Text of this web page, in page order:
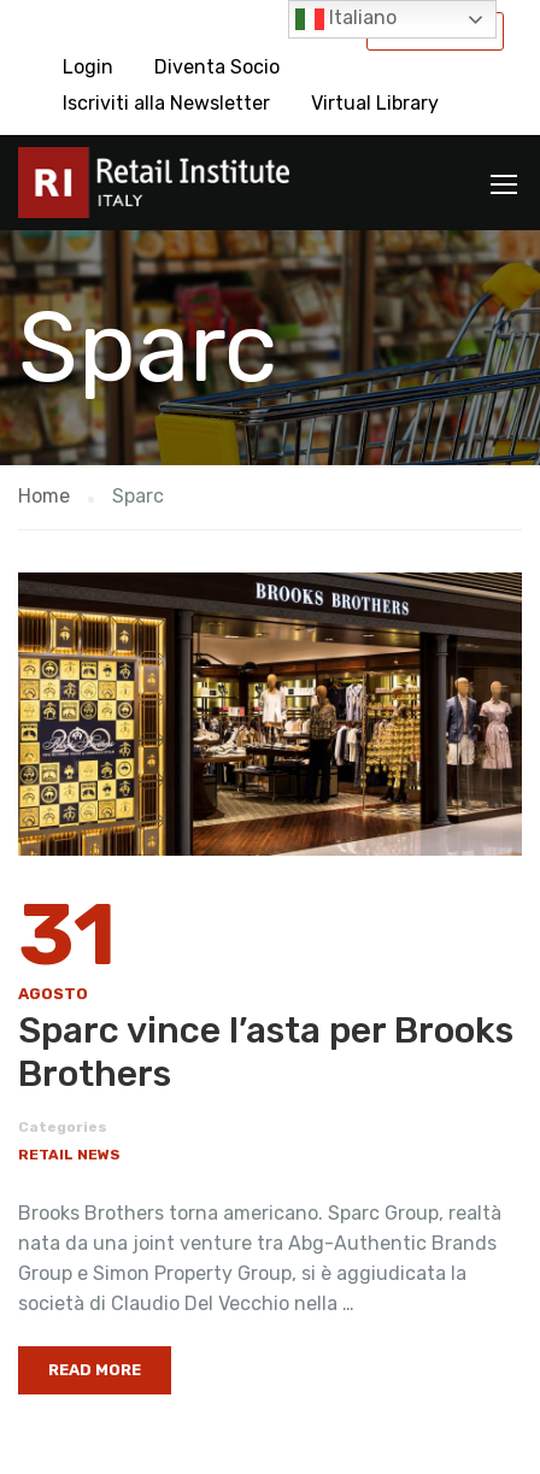
International
Login
Diventa Socio
Iscriviti alla Newsletter
Virtual Library
Sparc
Home Sparc
31
AGOSTO
Sparc vince l’asta per Brooks
Brothers
Categories
RETAIL NEWS
Brooks Brothers torna americano. Sparc Group, realtà
nata da una joint venture tra Abg-Authentic Brands
Group e Simon Property Group, si è aggiudicata la
società di Claudio Del Vecchio nella …
READ MORE
Italiano